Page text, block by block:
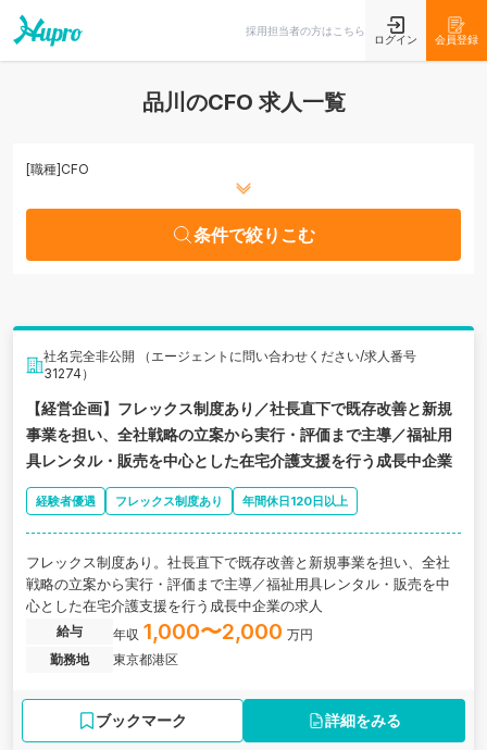
採用担当者の方はこちら
ログイン 会員登録
品川のCFO 求人一覧
[職種] CFO
条件で絞りこむ
社名完全非公開 （エージェントに問い合わせください/求人番号
31274）
【経営企画】フレックス制度あり／社長直下で既存改善と新規
事業を担い、全社戦略の立案から実行・評価まで主導／福祉用
具レンタル・販売を中心とした在宅介護支援を行う成長中企業
経験者優遇 フレックス制度あり 年間休日120日以上
フレックス制度あり。社長直下で既存改善と新規事業を担い、全社
戦略の立案から実行・評価まで主導／福祉用具レンタル・販売を中
心とした在宅介護支援を行う成長中企業の求人
給与 年収 1,000〜2,000 万円
勤務地
東京都港区
ブックマーク 詳細をみる